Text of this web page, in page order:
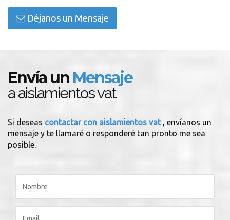
Déjanos un Mensaje
Envía un Mensaje
a aislamientos vat
Si deseas contactar con aislamientos vat , envíanos un
mensaje y te llamaré o responderé tan pronto me sea
posible.